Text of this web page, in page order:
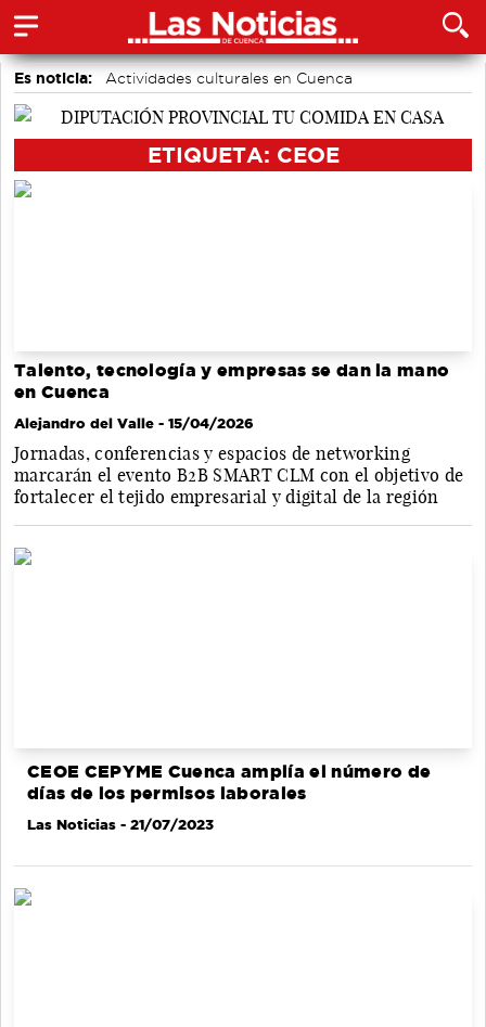
Es noticia:
Actividades culturales en Cuenca
Área de Deportes
ETIQUETA: CEOE
Talento, tecnología y empresas se dan la mano
en Cuenca
Alejandro del Valle - 15/04/2026
Jornadas, conferencias y espacios de networking
marcarán el evento B2B SMART CLM con el objetivo de
fortalecer el tejido empresarial y digital de la región
CEOE CEPYME Cuenca amplía el número de
días de los permisos laborales
Las Noticias - 21/07/2023